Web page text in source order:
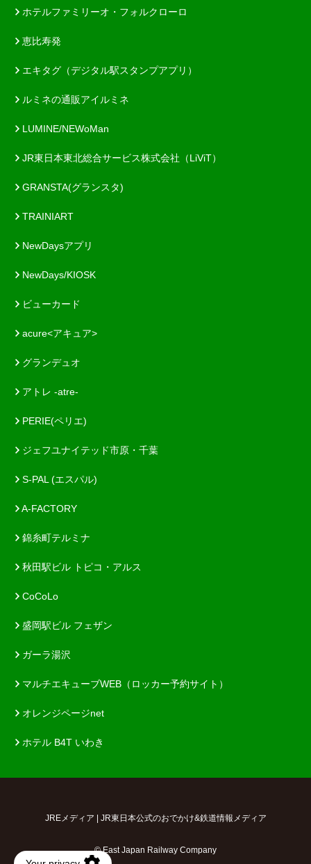
ホテルファミリーオ・フォルクローロ
恵比寿発
エキタグ（デジタル駅スタンプアプリ）
ルミネの通販アイルミネ
LUMINE/NEWoMan
JR東日本東北総合サービス株式会社（LiViT）
GRANSTA(グランスタ)
TRAINIART
NewDaysアプリ
NewDays/KIOSK
ビューカード
acure<アキュア>
グランデュオ
アトレ -atre-
PERIE(ペリエ)
ジェフユナイテッド市原・千葉
S-PAL (エスパル)
A-FACTORY
錦糸町テルミナ
秋田駅ビル トピコ・アルス
CoCoLo
盛岡駅ビル フェザン
ガーラ湯沢
マルチエキューブWEB（ロッカー予約サイト）
オレンジページnet
ホテル B4T いわき
JREメディア | JR東日本公式のおでかけ&鉄道情報メディア
© East Japan Railway Company